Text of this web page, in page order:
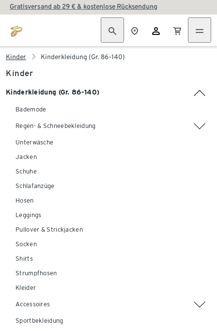
Gratisversand ab 29 € & kostenlose Rücksendung
Kinder Kinderkleidung (Gr. 86-140)
Kinder
Kinderkleidung (Gr. 86-140)
Bademode
Regen- & Schneebekleidung
Unterwäsche
Jacken
Schuhe
Schlafanzüge
Hosen
Leggings
Pullover & Strickjacken
Socken
Shirts
Strumpfhosen
Kleider
Accessoires
Sportbekleidung